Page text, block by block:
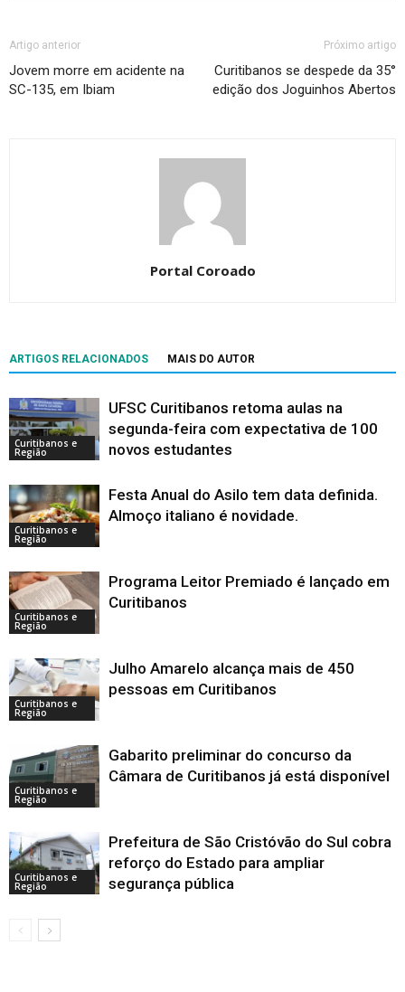
Artigo anterior
Jovem morre em acidente na
SC-135, em Ibiam
Próximo artigo
Curitibanos se despede da 35°
edição dos Joguinhos Abertos
Portal Coroado
ARTIGOS RELACIONADOS MAIS DO AUTOR
Curitibanos e
Região
UFSC Curitibanos retoma aulas na
segunda-feira com expectativa de 100
novos estudantes
Curitibanos e
Região
Festa Anual do Asilo tem data definida.
Almoço italiano é novidade.
Curitibanos e
Região
Programa Leitor Premiado é lançado em
Curitibanos
Curitibanos e
Região
Julho Amarelo alcança mais de 450
pessoas em Curitibanos
Curitibanos e
Região
Gabarito preliminar do concurso da
Câmara de Curitibanos já está disponível
Curitibanos e
Região
Prefeitura de São Cristóvão do Sul cobra
reforço do Estado para ampliar
segurança pública